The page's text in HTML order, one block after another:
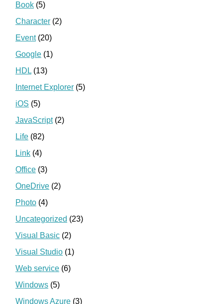
Book (5)
Character (2)
Event(20)
Google (1)
HDL (13)
Internet Explorer (5)
iOS (5)
JavaScript(2)
Life (82)
Link (4)
Office (3)
OneDrive (2)
Photo (4)
Uncategorized (23)
Visual Basic (2)
Visual Studio (1)
Web service (6)
Windows (5)
Windows Azure (3)